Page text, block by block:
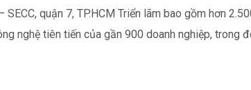
SECC, quận 7, TP.HCM Triển lãm bao gồm hơn
nghệ tiên tiến của gần 900 doanh nghiệp, trong